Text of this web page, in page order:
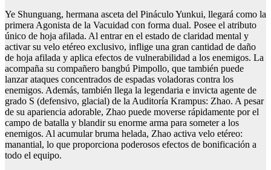
Ye Shunguang, hermana asceta del Pináculo Yunkui, llegará como la
primera Agonista de la Vacuidad con forma dual. Posee el atributo
único de hoja afilada. Al entrar en el estado de claridad mental y
activar su velo etéreo exclusivo, inflige una gran cantidad de daño
de hoja afilada y aplica efectos de vulnerabilidad a los enemigos. La
acompaña su compañero bangbú Pimpollo, que también puede
lanzar ataques concentrados de espadas voladoras contra los
enemigos. Además, también llega la legendaria e invicta agente de
grado S (defensivo, glacial) de la Auditoría Krampus: Zhao. A pesar
de su apariencia adorable, Zhao puede moverse rápidamente por el
campo de batalla y blandir su enorme arma para someter a los
enemigos. Al acumular bruma helada, Zhao activa velo etéreo:
manantial, lo que proporciona poderosos efectos de bonificación a
todo el equipo.